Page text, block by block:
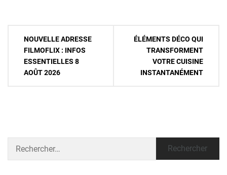
Navigation
l’article
NOUVELLE ADRESSE
FILMOFLIX : INFOS
ESSENTIELLES 8
AOÛT 2026
ÉLÉMENTS DÉCO QUI
TRANSFORMENT
VOTRE CUISINE
INSTANTANÉMENT